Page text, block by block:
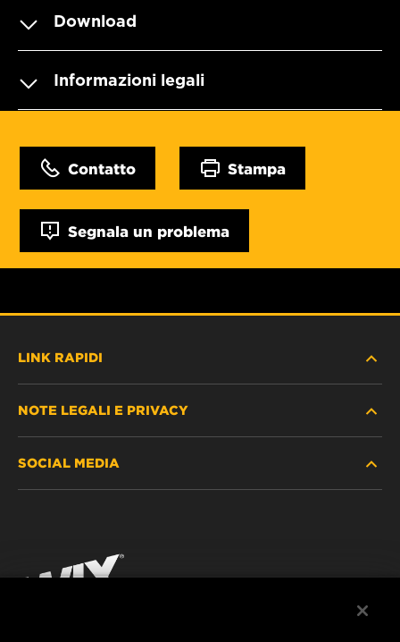
Download
Informazioni legali
Contatto Stampa
Segnala un problema
LINK RAPIDI
DOVE ACQUISTARE
CONTATTACI
NOTE LEGALI E PRIVACY
IMPRESSUM
SOCIAL MEDIA
YouTube